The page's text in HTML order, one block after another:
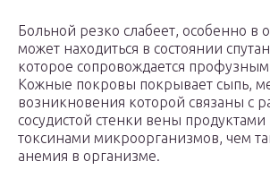
Больной резко слабеет, особенно в
может находиться в состоянии
которое сопровождается
Кожные покровы покрывает сыпь,
возникновения которой связаны с
сосудистой стенки вены продуктами
токсинами микроорганизмов, чем
анемия в организме.